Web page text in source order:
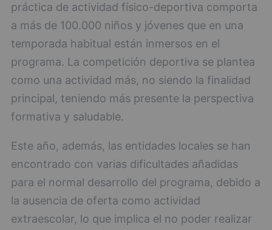
práctica de actividad físico-deportiva comporta
a más de 100.000 niños y jóvenes que en una
temporada habitual están inmersos en el
programa. La competición deportiva se plantea
como una actividad más, no siendo la finalidad
principal, teniendo más presente la perspectiva
formativa y saludable.
Este año, además, las entidades locales se han
encontrado con varias dificultades añadidas
para el normal desarrollo del programa, debido a
la ausencia de oferta como actividad
extraescolar, lo que implica el no poder realizar